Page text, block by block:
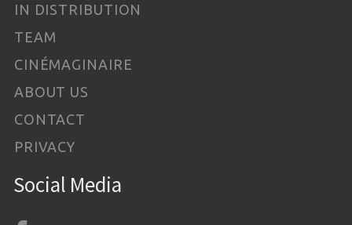
IN DISTRIBUTION
TEAM
CINÉMAGINAIRE
ABOUT US
CONTACT
PRIVACY
Social Media